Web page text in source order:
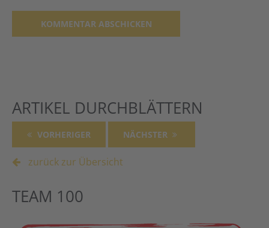
ARTIKEL DURCHBLÄTTERN
VORHERIGER NÄCHSTER
zurück zur Übersicht
TEAM 100